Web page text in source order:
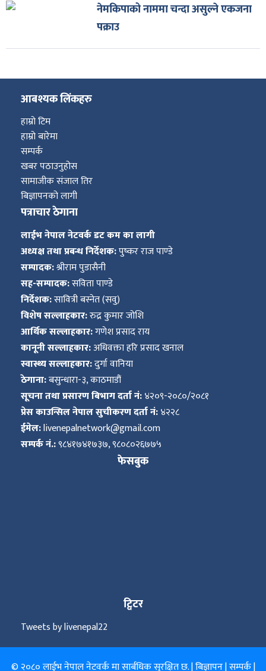
नेमकिपाको नाममा चन्दा असुल्ने एकजना
पक्राउ
आबश्यक लिंकहरु
हाम्रो टिम
हाम्रो बारेमा
सम्पर्क
खबर पठाउनुहोस
सामाजीक संजाल तिर
बिज्ञापनको लागी
पत्राचार ठेगाना
लाईभ नेपाल नेटवर्क डट कम का लागी
अध्यक्ष तथा प्रबन्ध निर्देशक:पुष्कर राज पाण्डे
सम्पादक:श्रीराम पुडासैनी
सह-सम्पादक:सविता पाण्डे
निर्देशक:सावित्री बस्नेत (सवु)
विशेष सल्लाहकार:रुद्र कुमार जोशि
आर्थिक सल्लाहकार:गणेश प्रसाद राय
कानूनी सल्लाहकार:अधिवक्ता हरि प्रसाद खनाल
स्वास्थ्य सल्लाहकार:दुर्गा वानिया
ठेगाना:बसुन्धारा-३, काठमाडौं
सूचना तथा प्रसारण बिभाग दर्ता नं:४२०९-२०८०/२०८१
प्रेस काउन्सिल नेपाल सुचीकरण दर्ता नं:४२२८
ईमेल:livenepalnetwork@gmail.com
सम्पर्क नं.:९८४१७४१७३७, ९८०८०२६७७५
फेसबुक
ट्विटर
Tweets by livenepal22
© २०८० लाईभ नेपाल नेटवर्क मा सार्बधिक सुरक्षित छ. |बिज्ञापन|सम्पर्क|